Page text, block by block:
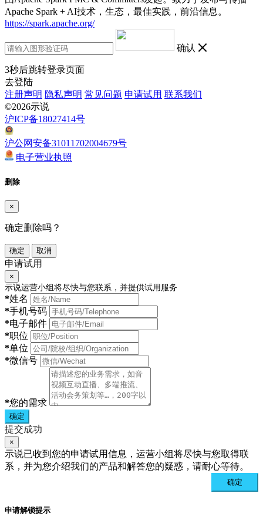
Apache Spark + AI技术，生态，最佳实践，前沿信息。
https://spark.apache.org/
确认
3秒后跳转登录页面
去登陆
注册声明 隐私声明 常见问题 申请试用 联系我们
©2026示说
沪ICP备18027414号
沪公网安备31011702004679号
电子营业执照
删除
×
确定删除吗？
确定 取消
申请试用
×
示说运营小组将尽快与您联系，并提供试用服务
*姓名
*手机号码
*电子邮件
*职位
*单位
*微信号
*您的需求
确定
提交成功
×
示说已收到您的申请试用信息，运营小组将尽快与您取得联
系，并为您介绍我们的产品和解答您的疑惑，请耐心等待。
确定
申请解锁提示